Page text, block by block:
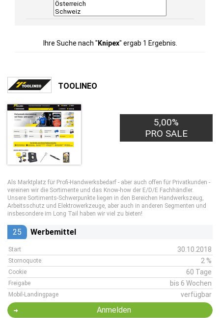
Ihre Suche nach " Knipex" ergab 1 Ergebnis.
TOOLINEO
5,00%
PRO SALE
Als Marktplatz für Profi-Handwerksbedarf - aber auch offen für Privatkunden -
vereinen wir die Sortimente und das Know-how der E/D/E Fachhändler.
Unsere Sortiments-Schwerpunkte liegen in den Bereichen Handwerkszeug,
Arbeitsschutz und Elektrowerkzeuge, aber auch in anderen Segmenten und
insbesondere im Long Tail haben wir viel zu bieten!
25 Werbemittel
Start 30.10.2018
Stornoquote 2 %
Cookie 60 Tage
Freigabe bis 6 Wochen
Mobil-Landingpage verfügbar
Anmelden